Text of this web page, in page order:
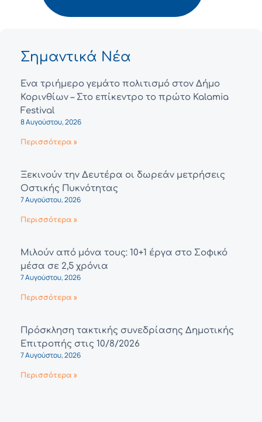
Σημαντικά Νέα
Ένα τριήμερο γεμάτο πολιτισμό στον Δήμο
Κορινθίων – Στο επίκεντρο το πρώτο Kalamia
Festival
8 Αυγούστου, 2026
Περισσότερα »
Ξεκινούν την Δευτέρα οι δωρεάν μετρήσεις
Οστικής Πυκνότητας
7 Αυγούστου, 2026
Περισσότερα »
Μιλούν από μόνα τους: 10+1 έργα στο Σοφικό
μέσα σε 2,5 χρόνια
7 Αυγούστου, 2026
Περισσότερα »
Πρόσκληση τακτικής συνεδρίασης Δημοτικής
Επιτροπής στις 10/8/2026
7 Αυγούστου, 2026
Περισσότερα »